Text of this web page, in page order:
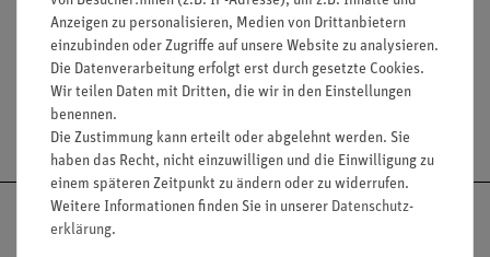
Media / Downloads
Anzeigen zu personalisieren, Medien von Drittanbietern
einzubinden oder Zugriffe auf unsere Website zu analysieren.
Die Datenverarbeitung erfolgt erst durch gesetzte Cookies.
Wir teilen Daten mit Dritten, die wir in den Einstellungen
benennen.
Die Zustimmung kann erteilt oder abgelehnt werden. Sie
haben das Recht, nicht einzuwilligen und die Einwilligung zu
einem späteren Zeitpunkt zu ändern oder zu widerrufen.
Weitere Informationen finden Sie in unserer Daten­schutz­
erklärung.